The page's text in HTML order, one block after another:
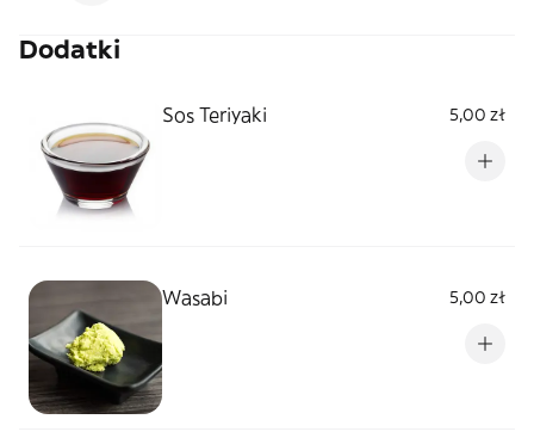
Dodatki
Sos Teriyaki 5,00 zł
Wasabi 5,00 zł